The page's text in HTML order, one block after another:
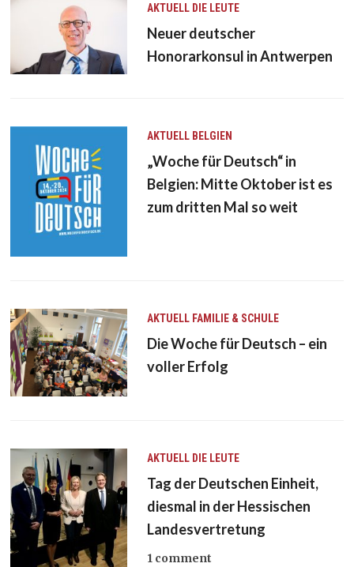
AKTUELL DIE LEUTE
Neuer deutscher
Honorarkonsul in Antwerpen
AKTUELL BELGIEN
„Woche für Deutsch“ in
Belgien: Mitte Oktober ist es
zum dritten Mal so weit
AKTUELL FAMILIE & SCHULE
Die Woche für Deutsch – ein
voller Erfolg
AKTUELL DIE LEUTE
Tag der Deutschen Einheit,
diesmal in der Hessischen
Landesvertretung
1 comment